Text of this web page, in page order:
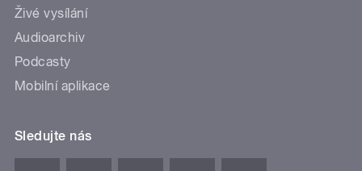
Živé vysílání
Audioarchiv
Podcasty
Mobilní aplikace
Sledujte nás